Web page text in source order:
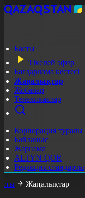
Басты
Тікелей эфир
Бағдарлама кестесі
Жаңалықтар
Жобалар
Телехикаялар
Корпорация туралы
Байланыс
Жарнама
ALTYN QOR
Редакция стандарты
Жаңалықтар